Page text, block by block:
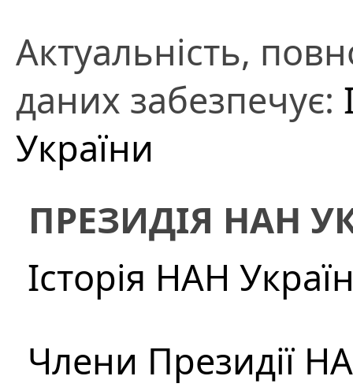
Актуальність,
даних забезпечує:
України
ПРЕЗИДІЯ НАН
Історія НАН
Члени Президії